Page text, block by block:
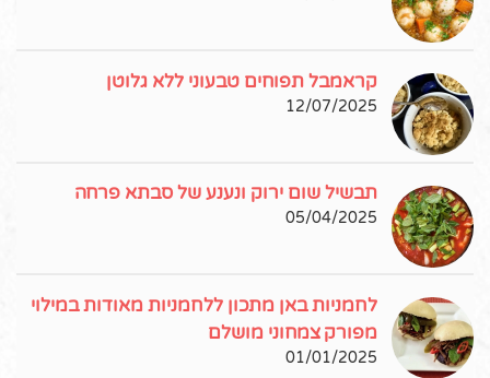
קראמבל תפוחים טבעוני ללא גלוטן
12/07/2025
תבשיל שום ירוק ונענע של סבתא פרחה
05/04/2025
לחמניות באן מתכון ללחמניות מאודות במילוי
מפורק צמחוני מושלם
01/01/2025